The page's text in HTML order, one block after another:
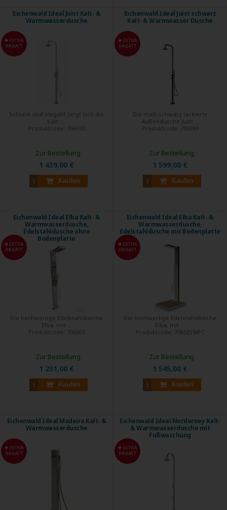
Eichenwald Ideal Juist Kalt- &
Warmwasserdusche
EXTRA
RABATT
Schlank und elegant zeigt sich die
Kalt- ...
Produktcode: 706592
1 439,00 €
Kaufen
Zur Bestellung
Eichenwald Ideal Juist schwarz
Kalt- & Warmwasser Dusche
EXTRA
RABATT
Die matt-schwarz lackierte
Außendusche Juist ...
Produktcode: 706599
1 599,00 €
Kaufen
Zur Bestellung
Eichenwald Ideal Elba Kalt- &
Warmwasserdusche,
Edelstahldusche ohne
Bodenplatte
EXTRA
RABATT
Die hochwertige Edelstahldusche
Elba, mit ...
Produktcode: 706501
1 231,00 €
Kaufen
Zur Bestellung
Eichenwald Ideal Elba Kalt- &
Warmwasserdusche,
Edelstahldusche mit Bodenplatte
EXTRA
RABATT
Die hochwertige Edelstahldusche
Elba, mit ...
Produktcode: 706501WPC
1 545,00 €
Kaufen
Zur Bestellung
Eichenwald Ideal Madeira Kalt- &
Warmwasserdusche
EXTRA
RABATT
Eichenwald Ideal Norderney Kalt-
& Warmwasserdusche mit
Fußwaschung
EXTRA
RABATT